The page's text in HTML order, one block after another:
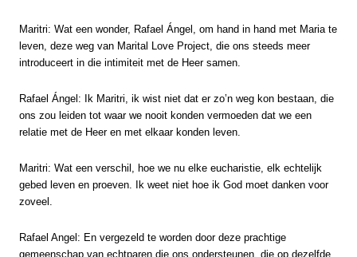
Maritri: Wat een wonder, Rafael Ángel, om hand in hand met Maria te
leven, deze weg van Marital Love Project, die ons steeds meer
introduceert in die intimiteit met de Heer samen.
Rafael Ángel: Ik Maritri, ik wist niet dat er zo’n weg kon bestaan, die
ons zou leiden tot waar we nooit konden vermoeden dat we een
relatie met de Heer en met elkaar konden leven.
Maritri: Wat een verschil, hoe we nu elke eucharistie, elk echtelijk
gebed leven en proeven. Ik weet niet hoe ik God moet danken voor
zoveel.
Rafael Angel: En vergezeld te worden door deze prachtige
gemeenschap van echtparen die ons ondersteunen, die op dezelfde